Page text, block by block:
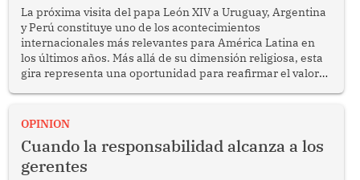
La próxima visita del papa León XIV a Uruguay, Argentina
y Perú constituye uno de los acontecimientos
internacionales más relevantes para América Latina en
los últimos años. Más allá de su dimensión religiosa, esta
gira representa una oportunidad para reafirmar el valor
enfrenta desafíos en materia de desarrollo, cohesión
OPINION
Cuando la responsabilidad alcanza a los
gerentes